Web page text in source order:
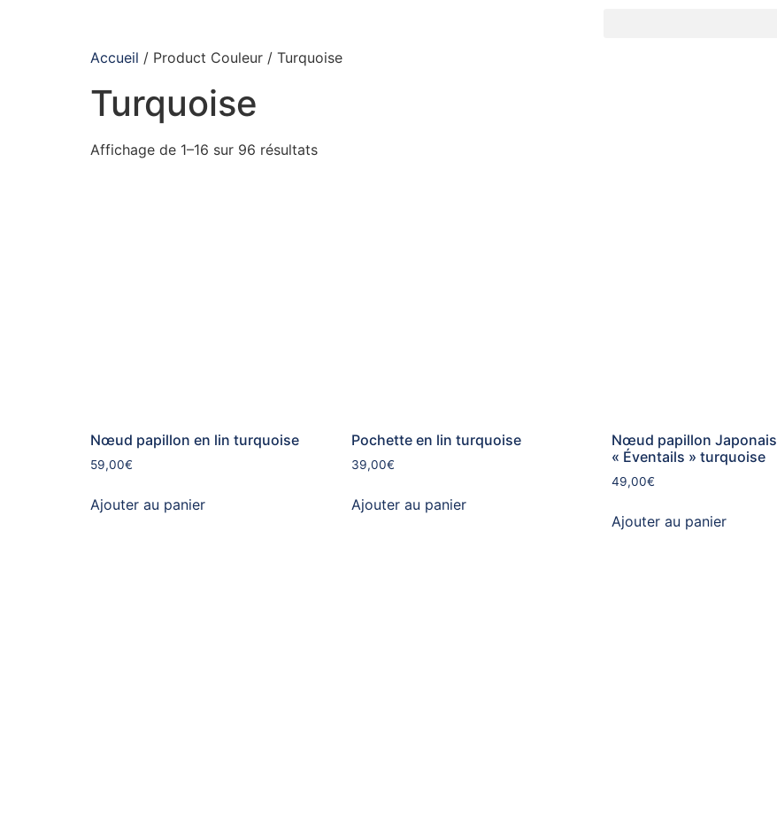
Accueil / Product Couleur / Turquoise
Turquoise
Affichage de 1–16 sur 96 résultats
Nœud papillon en lin turquoise
59,00€
Ajouter au panier
Pochette en lin turquoise
39,00€
Ajouter au panier
Nœud papillon Japonais
« Éventails » turquoise
49,00€
Ajouter au panier